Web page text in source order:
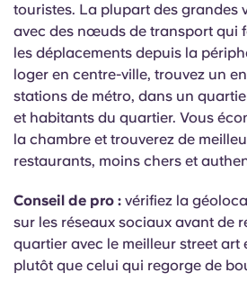
touristes. La plupart des grandes
avec des nœuds de transport qui
les déplacements depuis la
loger en centre-ville, trouvez un
stations de métro, dans un
et habitants du quartier. Vous
la chambre et trouverez de
restaurants, moins chers et
Conseil de pro : vérifiez la
sur les réseaux sociaux avant de
quartier avec le meilleur street art
plutôt que celui qui regorge de